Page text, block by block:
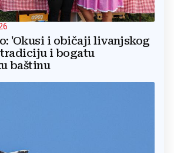
'Okusi i običaji livanjskog
i bogatu
baštinu